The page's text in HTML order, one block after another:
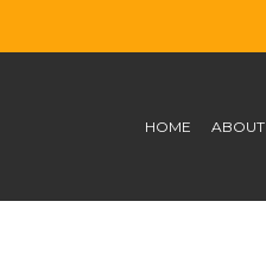
HOME ABOUT